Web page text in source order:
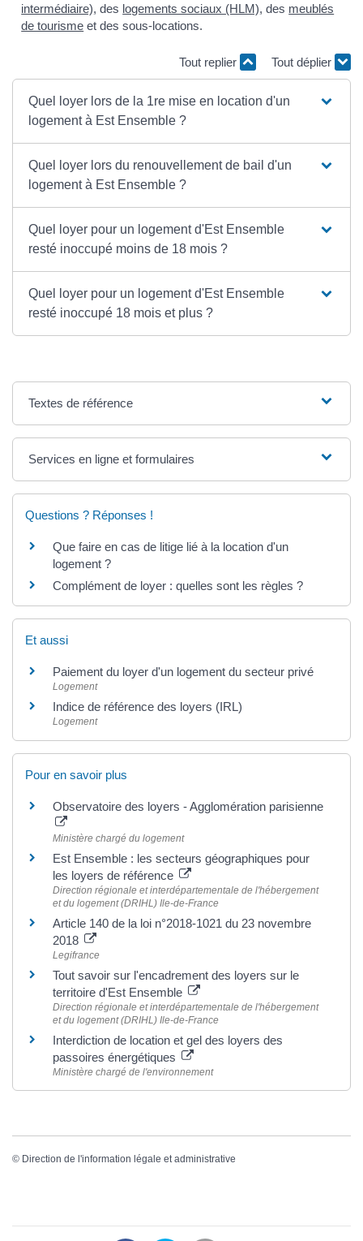
intermédiaire), des logements sociaux (HLM), des meublés
de tourisme et des sous-locations.
Tout replier Tout déplier
Quel loyer lors de la 1re mise en location d'un
logement à Est Ensemble ?
Quel loyer lors du renouvellement de bail d'un
logement à Est Ensemble ?
Quel loyer pour un logement d'Est Ensemble
resté inoccupé moins de 18 mois ?
Quel loyer pour un logement d'Est Ensemble
resté inoccupé 18 mois et plus ?
Textes de référence
Services en ligne et formulaires
Questions ? Réponses !
Que faire en cas de litige lié à la location d'un
logement ?
Complément de loyer : quelles sont les règles ?
Et aussi
Paiement du loyer d'un logement du secteur privé
Logement
Indice de référence des loyers (IRL)
Logement
Pour en savoir plus
Observatoire des loyers - Agglomération parisienne
Ministère chargé du logement
Est Ensemble : les secteurs géographiques pour
les loyers de référence
Direction régionale et interdépartementale de l'hébergement
et du logement (DRIHL) Ile-de-France
Article 140 de la loi n°2018-1021 du 23 novembre
2018
Legifrance
Tout savoir sur l'encadrement des loyers sur le
territoire d'Est Ensemble
Direction régionale et interdépartementale de l'hébergement
et du logement (DRIHL) Ile-de-France
Interdiction de location et gel des loyers des
passoires énergétiques
Ministère chargé de l'environnement
© Direction de l'information légale et administrative